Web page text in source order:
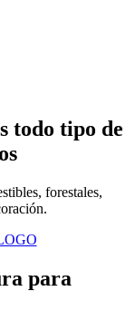
todo tipo de
forestales,
para